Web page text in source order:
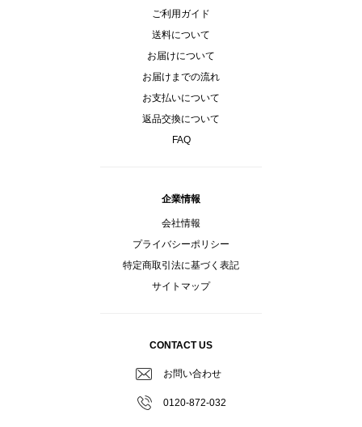
ご利用ガイド
送料について
お届けについて
お届けまでの流れ
お支払いについて
返品交換について
FAQ
企業情報
会社情報
プライバシーポリシー
特定商取引法に基づく表記
サイトマップ
CONTACT US
お問い合わせ
0120-872-032